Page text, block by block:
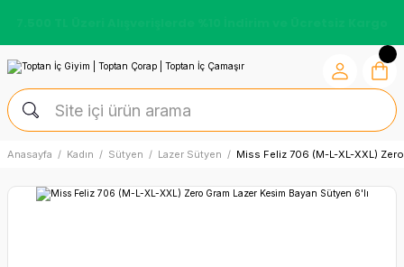
Anasayfa Kadın Sütyen Lazer Sütyen Miss Feliz 706 (M-L-XL-XXL)